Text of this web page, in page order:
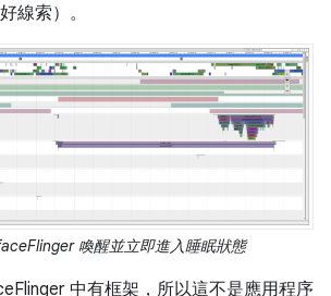
線索）。
喚醒並立即進入睡眠狀態
中有框架，所以這不是應用程序